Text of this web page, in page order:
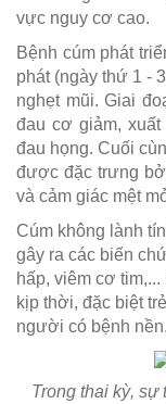
vực nguy cơ cao.
Bệnh cúm phát
phát (ngày thứ 1 -
nghẹt mũi. Giai
đau cơ giảm,
đau họng. Cuối
được đặc trưng
và cảm giác mệt
Cúm không lành
gây ra các biến
hấp, viêm cơ
kịp thời, đặc biệt
người có bệnh nền.
Trong thai kỳ, sự